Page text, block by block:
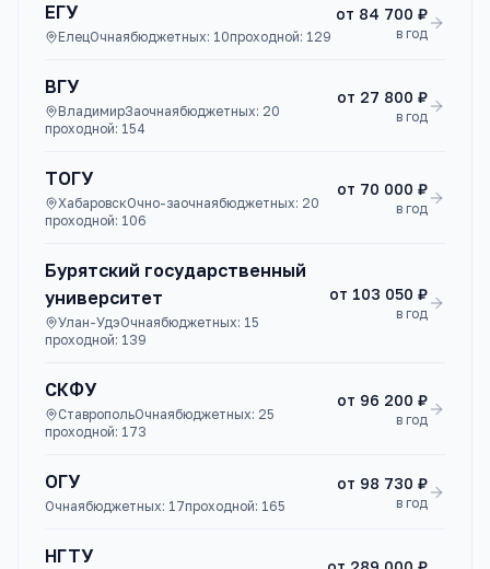
ЕГУ
ЕлецОчнаябюджетных: 10проходной: 129
от 84 700 ₽
в год
ВГУ
ВладимирЗаочнаябюджетных: 20
проходной: 154
от 27 800 ₽
в год
ТОГУ
ХабаровскОчно-заочнаябюджетных: 20
проходной: 106
от 70 000 ₽
в год
Бурятский государственный
университет
Улан-УдэОчнаябюджетных: 15
проходной: 139
от 103 050 ₽
в год
СКФУ
СтавропольОчнаябюджетных: 25
проходной: 173
от 96 200 ₽
в год
ОГУ
Очнаябюджетных: 17проходной: 165
от 98 730 ₽
в год
НГТУ